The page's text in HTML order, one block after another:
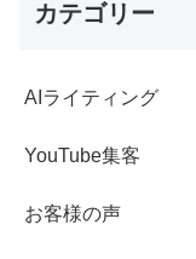
カテゴリー
AIライティング
YouTube集客
お客様の声